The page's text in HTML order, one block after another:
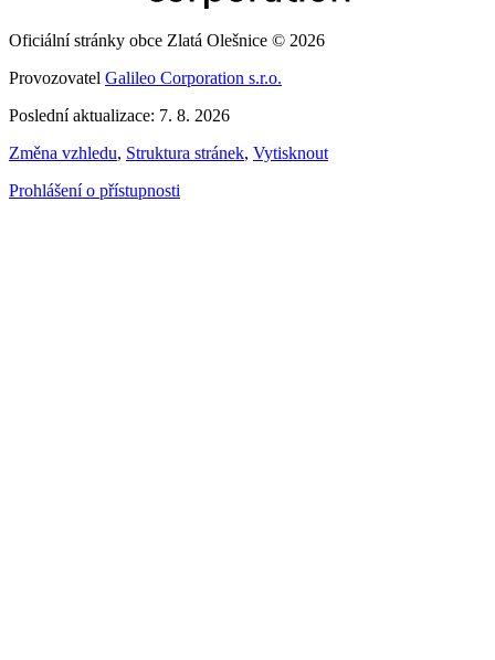
Oficiální stránky obce Zlatá Olešnice © 2026
Provozovatel Galileo Corporation s.r.o.
Poslední aktualizace: 7. 8. 2026
Změna vzhledu, Struktura stránek, Vytisknout
Prohlášení o přístupnosti